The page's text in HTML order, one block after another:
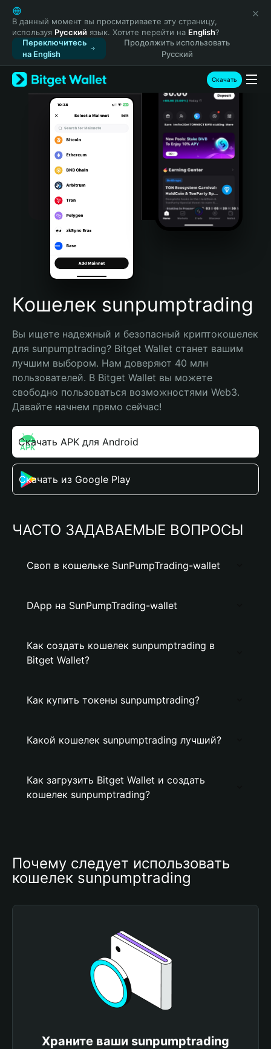
English
日本語
Tiếng Việt
Русский
Español (Latinoamérica)
Türkçe
Italiano
Português (Portugal)
Bahasa Indonesia
Português (Brasil)
Español (Argentina)
В данный момент вы просматриваете эту страницу,
используя Русский язык. Хотите перейти на English?
Переключитесь
на English
Продолжить использовать
Русский
Скачать
Кошелек sunpumptrading
Вы ищете надежный и безопасный криптокошелек
для sunpumptrading? Bitget Wallet станет вашим
лучшим выбором. Нам доверяют 40 млн
пользователей. В Bitget Wallet вы можете
свободно пользоваться возможностями Web3.
Давайте начнем прямо сейчас!
Скачать APK для Android
Скачать из Google Play
ЧАСТО ЗАДАВАЕМЫЕ ВОПРОСЫ
Своп в кошельке SunPumpTrading-wallet
DApp на SunPumpTrading-wallet
Как создать кошелек sunpumptrading в
Bitget Wallet?
Как купить токены sunpumptrading?
Какой кошелек sunpumptrading лучший?
Как загрузить Bitget Wallet и создать
кошелек sunpumptrading?
Почему следует использовать
кошелек sunpumptrading
Храните ваши sunpumptrading